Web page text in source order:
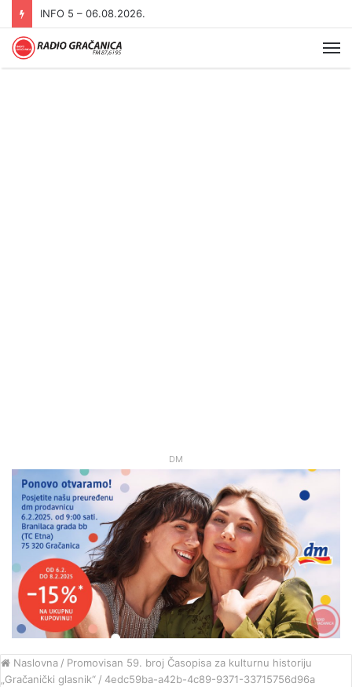
INFO 5 – 05.08.2026
DM
Naslovna / Promovisan 59. broj Časopisa za kulturnu historiju
„Gračanički glasnik“ / 4edc59ba-a42b-4c89-9371-33715756d96a